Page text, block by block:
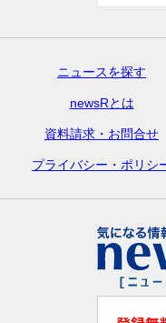
ニュースを探す
newsRとは
資料請求・お問合せ
プライバシー・ポリシ